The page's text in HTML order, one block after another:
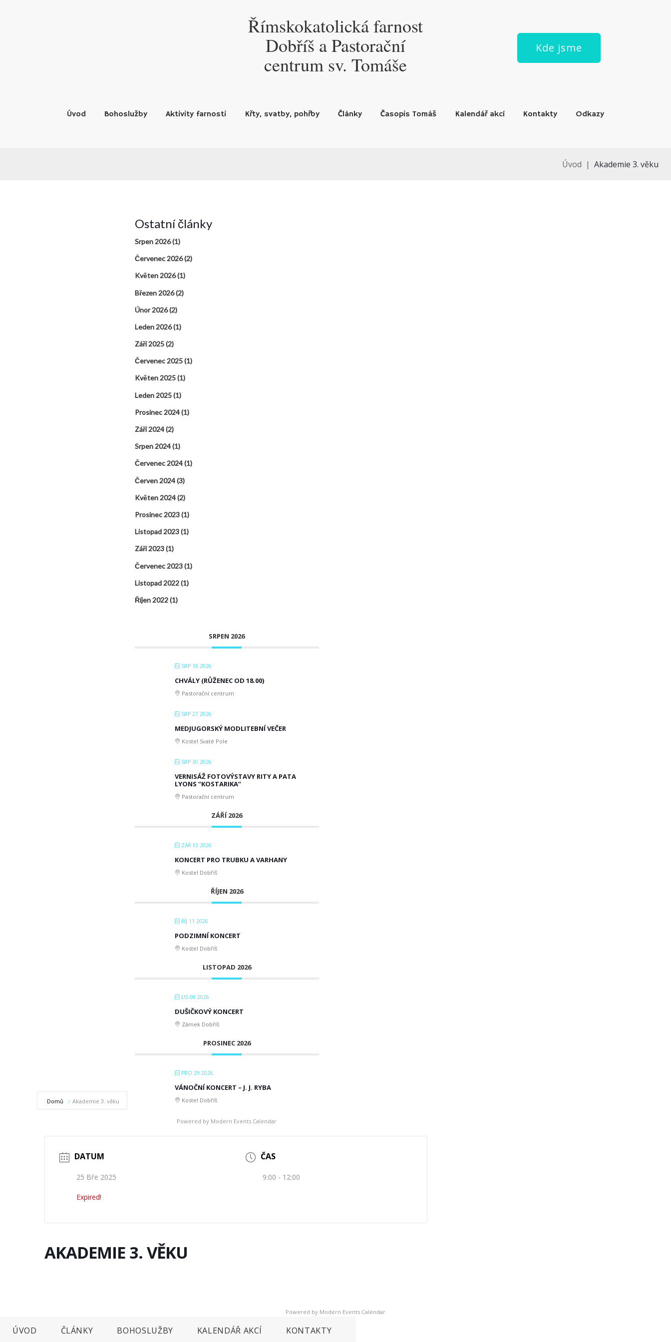
Římskokatolická farnost
Dobříš a Pastorační
centrum sv. Tomáše
Kde jsme
Úvod Bohoslužby Aktivity farnosti Křty, svatby, pohřby Články Časopis Tomáš Kalendář akcí Kontakty Odkazy
Úvod | Akademie 3. věku
Domů Akademie 3. věku
Ostatní články
Srpen 2026(1)
Červenec 2026(2)
Květen 2026(1)
Březen 2026(2)
Únor 2026(2)
Leden 2026(1)
Září 2025(2)
Červenec 2025(1)
Květen 2025(1)
Leden 2025(1)
Prosinec 2024(1)
Září 2024(2)
Srpen 2024(1)
Červenec 2024(1)
Červen 2024(3)
Květen 2024(2)
Prosinec 2023(1)
Listopad 2023(1)
Září 2023(1)
Červenec 2023(1)
Listopad 2022(1)
Říjen 2022(1)
SRPEN 2026
SRP 18 2026
CHVÁLY (RŮŽENEC OD 18.00)
Pastorační centrum
SRP 27 2026
MEDJUGORSKÝ MODLITEBNÍ VEČER
Kostel Svaté Pole
SRP 30 2026
VERNISÁŽ FOTOVÝSTAVY RITY A PATA
LYONS “KOSTARIKA”
Pastorační centrum
ZÁŘÍ 2026
ZÁŘ 13 2026
KONCERT PRO TRUBKU A VARHANY
Kostel Dobříš
ŘÍJEN 2026
ŘÍJ 11 2026
PODZIMNÍ KONCERT
Kostel Dobříš
LISTOPAD 2026
LIS 08 2026
DUŠIČKOVÝ KONCERT
Zámek Dobříš
PROSINEC 2026
PRO 29 2026
VÁNOČNÍ KONCERT – J. J. RYBA
Kostel Dobříš
Powered by Modern Events Calendar
DATUM
25 Bře 2025
Expired!
ČAS
9:00 - 12:00
AKADEMIE 3. VĚKU
Powered by Modern Events Calendar
ÚVOD ČLÁNKY BOHOSLUŽBY KALENDÁŘ AKCÍ KONTAKTY